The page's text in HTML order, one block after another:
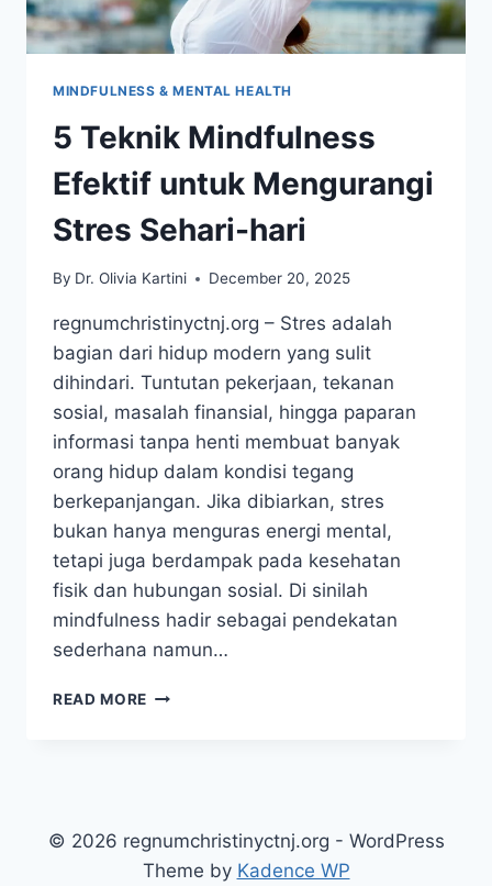
MINDFULNESS & MENTAL HEALTH
5 Teknik Mindfulness
Efektif untuk Mengurangi
Stres Sehari-hari
By Dr. Olivia Kartini December 20, 2025
regnumchristinyctnj.org – Stres adalah
bagian dari hidup modern yang sulit
dihindari. Tuntutan pekerjaan, tekanan
sosial, masalah finansial, hingga paparan
informasi tanpa henti membuat banyak
orang hidup dalam kondisi tegang
berkepanjangan. Jika dibiarkan, stres
bukan hanya menguras energi mental,
tetapi juga berdampak pada kesehatan
fisik dan hubungan sosial. Di sinilah
mindfulness hadir sebagai pendekatan
sederhana namun…
READ MORE 5
STRES
SEHARI-
HARI
© 2026 regnumchristinyctnj.org - WordPress
Theme by Kadence WP